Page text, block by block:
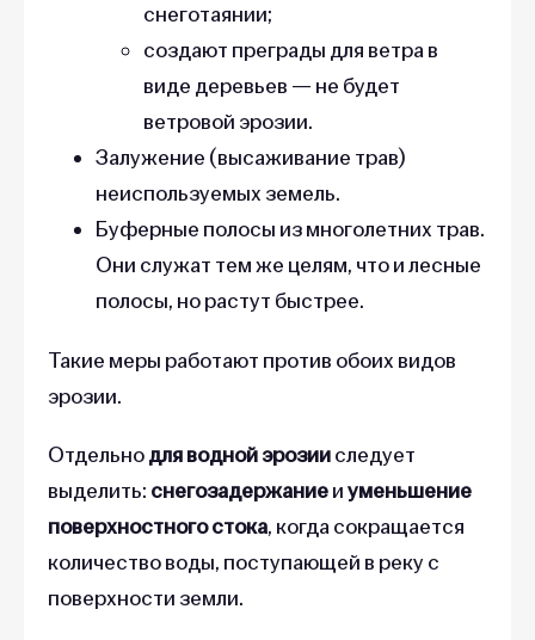
снеготаянии;
создают преграды для ветра в
виде деревьев — не будет
ветровой эрозии.
Залужение (высаживание трав)
неиспользуемых земель.
Буферные полосы из многолетних трав.
Они служат тем же целям, что и лесные
полосы, но растут быстрее.
Такие меры работают против обоих видов
эрозии.
Отдельнодля водной эрозииследует
выделить: снегозадержаниеиуменьшение
поверхностного стока, когда сокращается
количество воды, поступающей в реку с
поверхности земли.